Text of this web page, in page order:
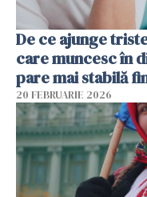
De ce ajunge
care muncesc în
pare mai stabilă
20 FEBRUARIE 2026